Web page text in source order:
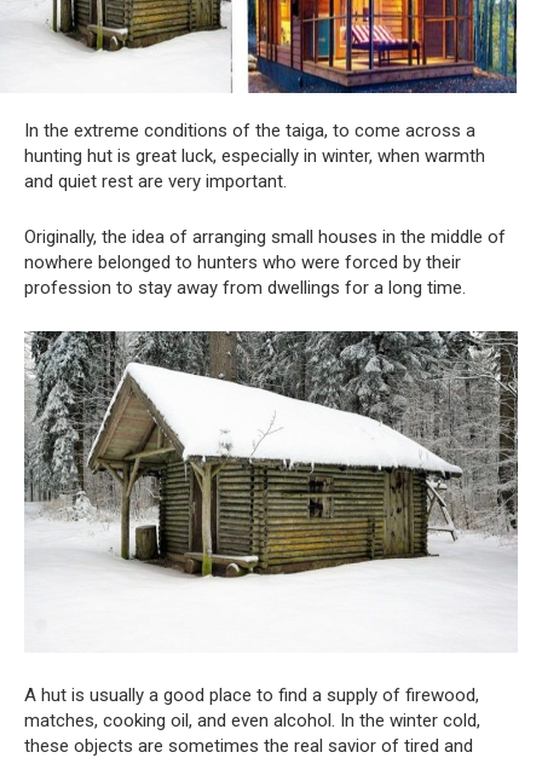
In the extreme conditions of the taiga, to come across a
hunting hut is great luck, especially in winter, when warmth
and quiet rest are very important.
Originally, the idea of ​​arranging small houses in the middle of
nowhere belonged to hunters who were forced by their
profession to stay away from dwellings for a long time.
A hut is usually a good place to find a supply of firewood,
matches, cooking oil, and even alcohol. In the winter cold,
these objects are sometimes the real savior of tired and